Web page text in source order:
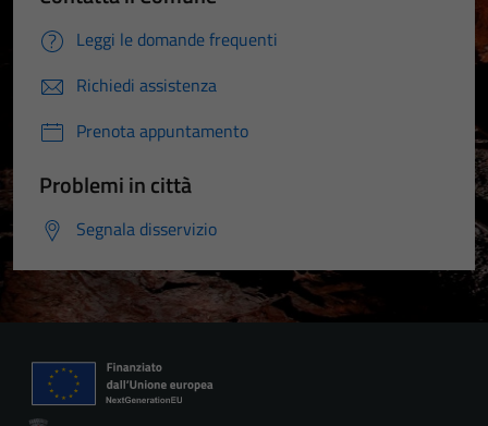
Leggi le domande frequenti
Richiedi assistenza
Prenota appuntamento
Problemi in città
Segnala disservizio